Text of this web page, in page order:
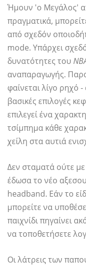
Ήμουν 'ο Μεγάλος'
πραγματικά,
από σχεδόν
mode. Υπάρχει
δυνατότητες του
αναπαραγωγής.
φαίνεται λίγο ρηχό
βασικές επιλογές
επιλεγεί ένα
τσίμπημα κάθε
χείλη στα αυτιά
Δεν σταματά ούτε
έδωσα το νέο
headband. Εάν το
μπορείτε να
παιχνίδι πηγαίνει
να τοποθετήσετε
Οι λάτρεις των